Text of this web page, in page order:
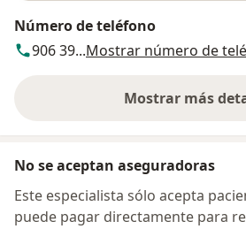
Número de teléfono
906 39...Mostrar número de
Mostrar mássobre
No se aceptan aseguradoras
Este especialista sólo acepta
puede pagar directamente para